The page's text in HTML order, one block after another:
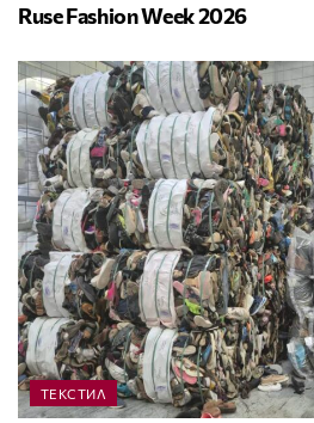
Ruse Fashion Week 2026
ТЕКСТИЛ